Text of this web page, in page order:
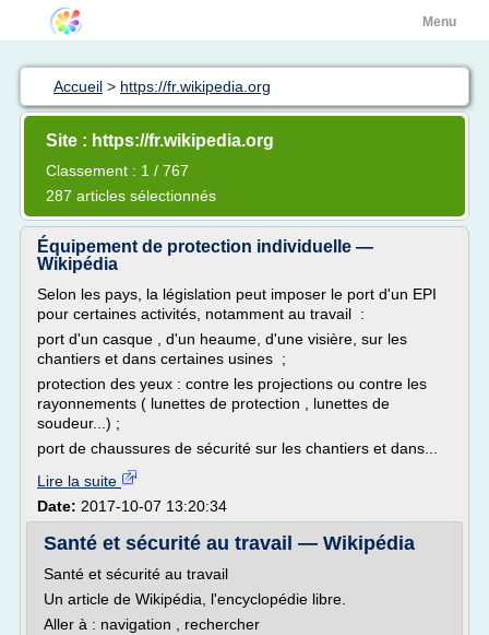
Menu
Accueil > https://fr.wikipedia.org
Site : https://fr.wikipedia.org
Classement : 1 / 767
287 articles sélectionnés
Équipement de protection individuelle —
Wikipédia
Selon les pays, la législation peut imposer le port d'un EPI
pour certaines activités, notamment au travail :
port d'un casque , d'un heaume, d'une visière, sur les
chantiers et dans certaines usines ;
protection des yeux : contre les projections ou contre les
rayonnements ( lunettes de protection , lunettes de
soudeur...) ;
port de chaussures de sécurité sur les chantiers et dans...
Lire la suite
Date: 2017-10-07 13:20:34
Santé et sécurité au travail — Wikipédia
Santé et sécurité au travail
Un article de Wikipédia, l'encyclopédie libre.
Aller à : navigation , rechercher